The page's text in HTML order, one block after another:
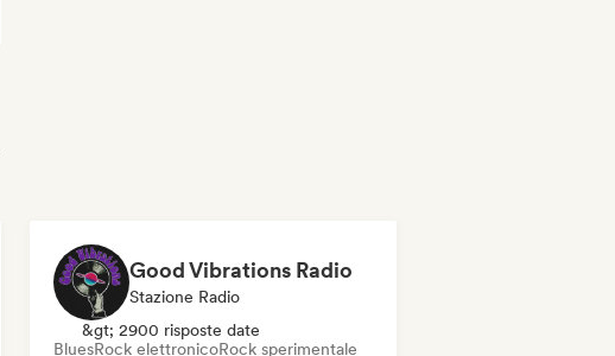
Good Vibrations Radio
Stazione Radio
&gt; 2900 risposte date
BluesRock elettronicoRock sperimentale